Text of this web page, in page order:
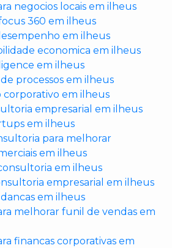
negocios locais em ilheus
360 em ilheus
em ilheus
economica em ilheus
em ilheus
processos em ilheus
corporativo em ilheus
empresarial em ilheus
em ilheus
para melhorar
em ilheus
em ilheus
empresarial em ilheus
em ilheus
melhorar funil de vendas em
financas corporativas em